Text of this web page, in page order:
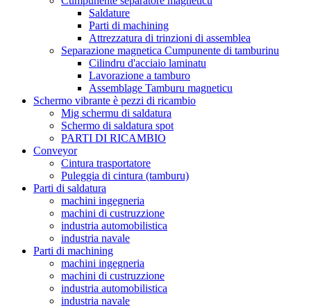
Saldature
Parti di machining
Attrezzatura di trinzioni di assemblea
Separazione magnetica Cumpunente di tamburinu
Cilindru d'acciaio laminatu
Lavorazione a tamburo
Assemblage Tamburu magneticu
Schermo vibrante è pezzi di ricambio
Mig schermu di saldatura
Schermo di saldatura spot
PARTI DI RICAMBIO
Conveyor
Cintura trasportatore
Puleggia di cintura (tamburu)
Parti di saldatura
machini ingegneria
machini di custruzzione
industria automobilistica
industria navale
Parti di machining
machini ingegneria
machini di custruzzione
industria automobilistica
industria navale